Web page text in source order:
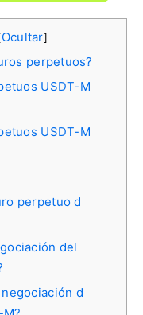
Ocultar]
perpetuos?
USDT-M
USDT-M
perpetuo d
del
d